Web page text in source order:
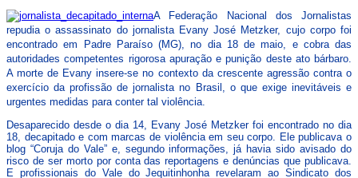
A Federação Nacional dos Jornalistas
repudia o assassinato do jornalista Evany José Metzker, cujo corpo foi
encontrado em Padre Paraíso (MG), no dia 18 de maio, e cobra das
autoridades competentes rigorosa apuração e punição deste ato bárbaro.
A morte de Evany insere-se no contexto da crescente agressão contra o
exercício da profissão de jornalista no Brasil, o que exige inevitáveis e
urgentes medidas para conter tal violência.
Desaparecido desde o dia 14, Evany José Metzker foi encontrado no dia
18, decapitado e com marcas de violência em seu corpo. Ele publicava o
blog “Coruja do Vale” e, segundo informações, já havia sido avisado do
risco de ser morto por conta das reportagens e denúncias que publicava.
E profissionais do Vale do Jequitinhonha revelaram ao Sindicato dos